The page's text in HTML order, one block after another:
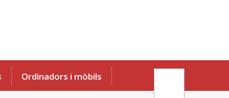
Ordinadors i mòbils